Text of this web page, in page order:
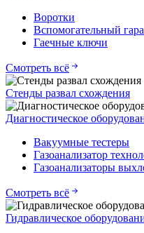
Воротки
Вспомогательный
Гаечные ключи
Смотреть всё
Стенды развал схождения
Диагностическое
Вакуумные тестеры
Газоанализатор
Газоанализаторы
Смотреть всё
Гидравлическое